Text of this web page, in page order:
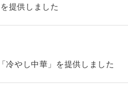
提供しました
冷やし中華」を提供しました